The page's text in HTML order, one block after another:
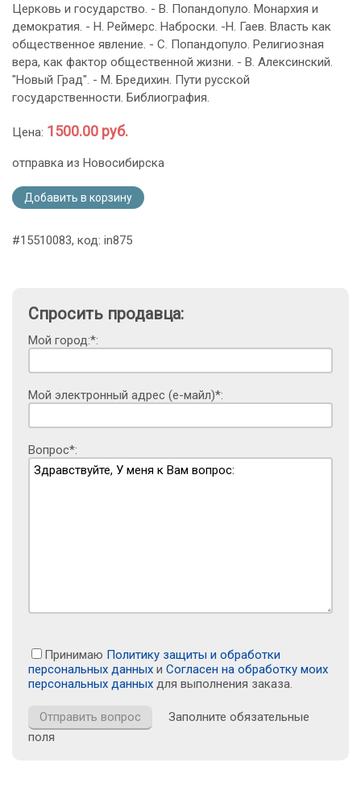
Церковь и государство. - В. Попандопуло. Монархия и
демократия. - Н. Реймерс. Наброски. -Н. Гаев. Власть как
общественное явление. - С. Попандопуло. Религиозная
вера, как фактор общественной жизни. - В. Алексинский.
"Новый Град". - М. Бредихин. Пути русской
государственности. Библиография.
Цена: 1500.00 руб.
отправка из Новосибирска
Добавить в корзину
#15510083, код: in875
Спросить продавца:
Мой город:*:
Мой электронный адрес (е-майл)*:
Вопрос*:
Принимаю Политику защиты и обработки
персональных данных и Согласен на обработку моих
персональных данных для выполнения заказа.
Заполните обязательные
поля